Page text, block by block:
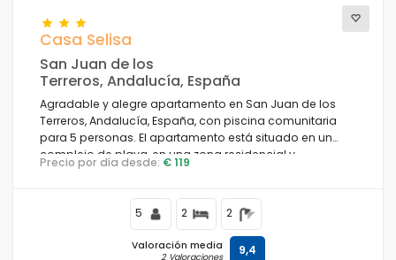
Casa Selisa
San Juan de los
Terreros, Andalucía, España
Agradable y alegre apartamento en San Juan de los
Terreros, Andalucía, España, con piscina comunitaria
para 5 personas. El apartamento está situado en un
complejo de playa, en una zona residencial y
montañosa cercana a supermercados y a 200 m de la
Precio por día desde: € 119
5 2 2
Valoración media
2 Valoraciones 9,4